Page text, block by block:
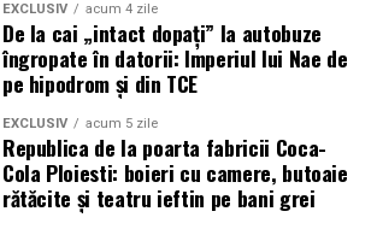
EXCLUSIV acum 4 zile
De la cai „intact dopați” la autobuze
îngropate în datorii: Imperiul lui Nae de
pe hipodrom și din TCE
EXCLUSIV acum 5 zile
Republica de la poarta fabricii Coca-
Cola Ploiesti: boieri cu camere, butoaie
rătăcite și teatru ieftin pe bani grei